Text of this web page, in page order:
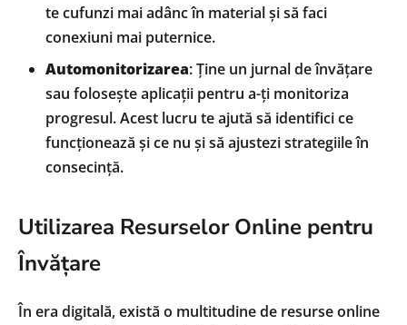
te cufunzi mai adânc în material și să faci
conexiuni mai puternice.
Automonitorizarea: Ține un jurnal de învățare
sau folosește aplicații pentru a-ți monitoriza
progresul. Acest lucru te ajută să identifici ce
funcționează și ce nu și să ajustezi strategiile în
consecință.
Utilizarea Resurselor Online pentru
Învățare
În era digitală, există o multitudine de resurse online